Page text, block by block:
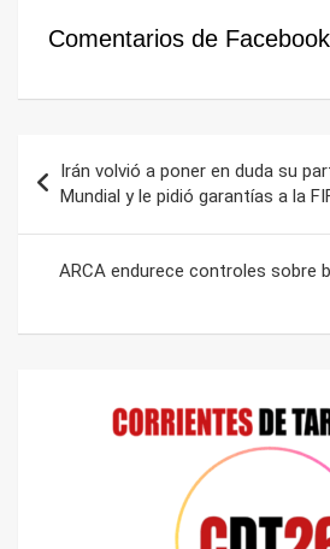
Comentarios de Facebook
de
entradas
Irán volvió a poner en duda su
Mundial y le pidió garantías a la
ARCA endurece controles sobre